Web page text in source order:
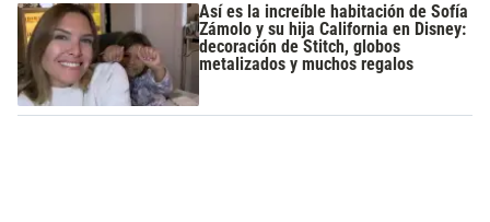
Así es la increíble habitación de Sofía
Zámolo y su hija California en Disney:
decoración de Stitch, globos
metalizados y muchos regalos